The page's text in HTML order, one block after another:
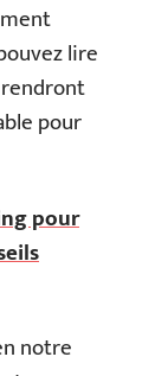
lire
pour
pour
notre